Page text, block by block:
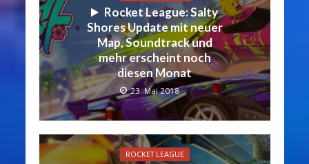
Rocket League: Salty
Shores Update mit neuer
Map, Soundtrack und
mehr erscheint noch
diesen Monat
23. Mai 2018
ROCKET LEAGUE